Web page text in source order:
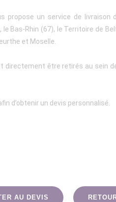
propose un service de livraison
Bas-Rhin (67), le Territoire de
et Moselle.
directement être retirés au sein
d’obtenir un devis personnalisé.
AU DEVIS